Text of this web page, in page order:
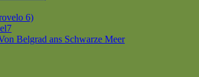
6)
Belgrad ans Schwarze Meer